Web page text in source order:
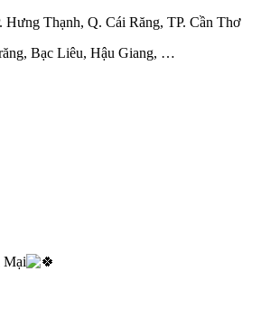
Thạnh, Q. Cái Răng, TP. Cần Thơ
Bạc Liêu, Hậu Giang, …
Mại